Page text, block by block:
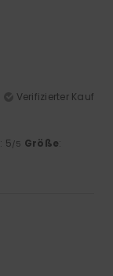
Verifizierter Kauf
: 5/5 Größe: